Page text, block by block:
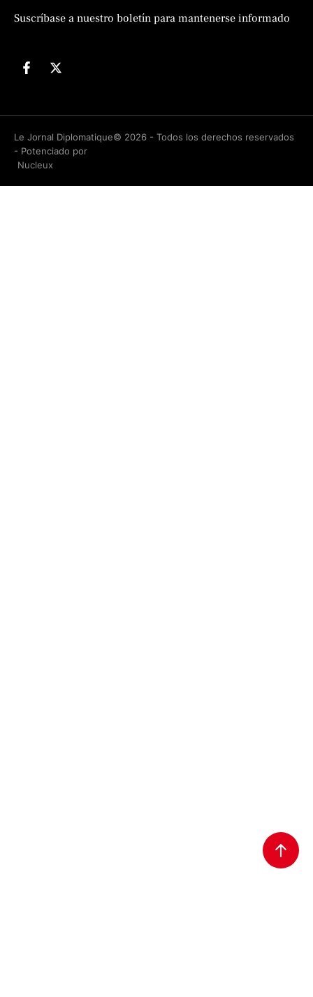
Suscríbase a nuestro boletín para mantenerse informado
Le Jornal Diplomatique© 2026 - Todos los derechos reservados
- Potenciado por
Nucleux